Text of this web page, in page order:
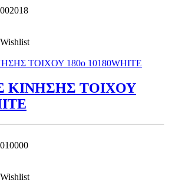
Wishlist
ΚΙΝΗΣΗΣ ΤΟΙΧΟΥ
Wishlist